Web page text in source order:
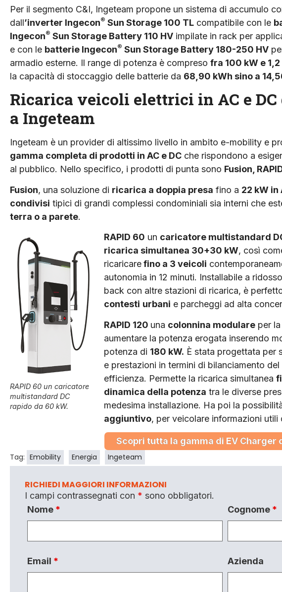
Per il segmento C&I, Ingeteam propone un sistema di accumulo
dall’inverter Ingecon® Sun Storage 100 TL compatibile con le
Ingecon® Sun Storage Battery 110 HV impilate in rack per
e con le batterie Ingecon® Sun Storage Battery 180-250 HV
armadio esterne. Il range di potenza è compreso fra 100 kW e 1,2
la capacità di stoccaggio delle batterie da 68,90 kWh sino a
Ricarica veicoli elettrici in AC e DC
a Ingeteam
Ingeteam è un provider di altissimo livello in ambito e-mobility e
gamma completa di prodotti in AC e DC che rispondono a
al pubblico. Nello specifico, i prodotti di punta sono Fusion,
Fusion, una soluzione di ricarica a doppia presa fino a 22 kW in
condivisi tipici di grandi complessi condominiali sia interni che
terra o a parete.
RAPID 60 un caricatore
multistandard DC
rapido da 60 kW.
RAPID 60 un caricatore multistandard
ricarica simultanea 30+30 kW, così
ricaricarefino a 3 veicoli
autonomia in 12 minuti. Installabile a
back con altre stazioni di ricarica, è
contesti urbani e parcheggi ad alta
RAPID 120 una colonnina modulare per la
aumentare la potenza erogata inserendo
potenza di 180 kW. È stata progettata per
e prestazioni in termini di bilanciamento
efficienza. Permette la ricarica simultanea
dinamica della potenza tra le diverse
medesima installazione. Ha poi la
aggiuntivo, per veicolare informazioni utili
Scopri tutta la gamma di EV Charger
Tag: Emobility Energia Ingeteam
RICHIEDI MAGGIORI INFORMAZIONI
I campi contrassegnati con * sono obbligatori.
Nome * Cognome *
Email * Azienda